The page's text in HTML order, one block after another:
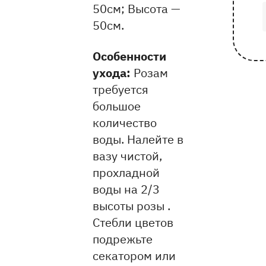
50см Высота —
50см
Особенности
ухода: Розам
требуется
большое
количество
воды. Налейте в
вазу чистой,
прохладной
воды на 2/3
высоты розы .
Стебли цветов
подрежьте
секатором или